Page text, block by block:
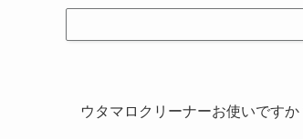
ウタマロクリーナーお使いですか